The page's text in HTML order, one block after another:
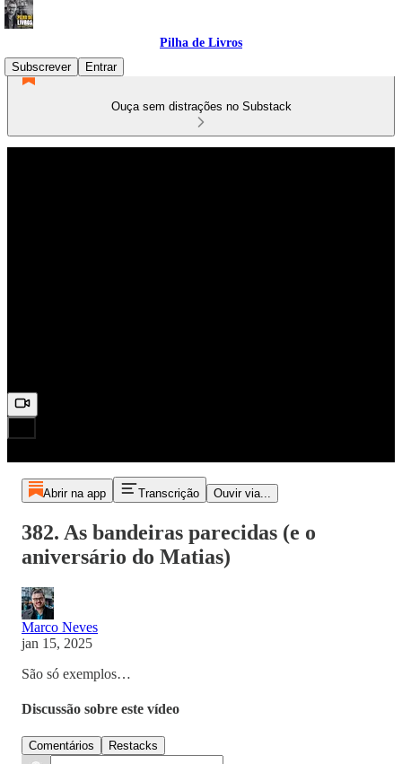
Pilha de Livros
Subscrever
Entrar
Ouça sem distrações no Substack
Abrir na app Transcrição Ouvir via...
382. As bandeiras parecidas (e o
aniversário do Matias)
Marco Neves
jan 15, 2025
São só exemplos…
Discussão sobre este vídeo
Comentários Restacks